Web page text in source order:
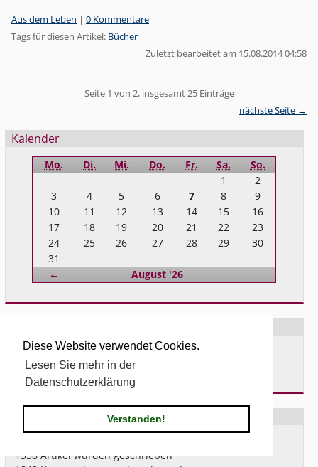
Diese Website verwendet Cookies.
Lesen Sie mehr in der
Datenschutzerklärung
Verstanden!
Kategorien:
Aus dem Leben | 0 Kommentare
Tags für diesen Artikel: Bücher
Zuletzt bearbeitet am 15.08.2014 04:58
PaginationSeite 1 von 2, insgesamt 25 Einträge
nächste Seite →
Seitenleiste
Kalender
Mo. Di. Mi. Do. Fr. Sa. So.
← August '26
1
2
3
4 5 6 7 8
9
10
11 12 13 14 15
16
17
18 19 20 21 22
23
24
25 26 27 28 29
30
31
Das Neueste ...
Älteres ...
1538 Artikel wurden geschrieben